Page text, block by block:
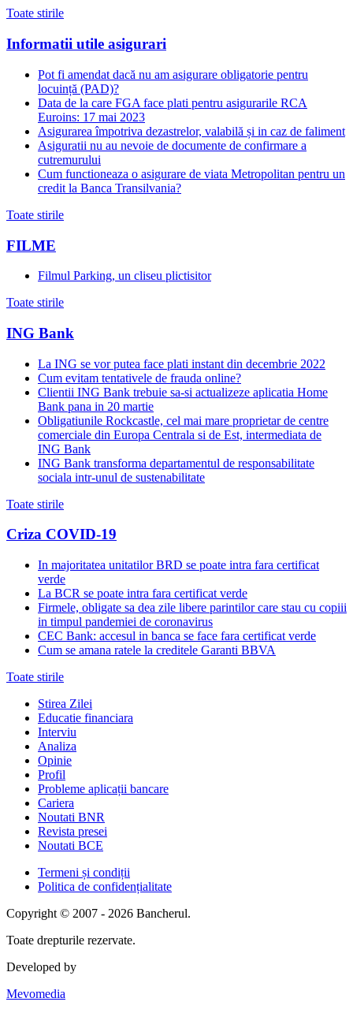
Toate stirile
Informatii utile asigurari
Pot fi amendat dacă nu am asigurare obligatorie pentru
locuință (PAD)?
Data de la care FGA face plati pentru asigurarile RCA
Euroins: 17 mai 2023
Asigurarea împotriva dezastrelor, valabilă și in caz de faliment
Asiguratii nu au nevoie de documente de confirmare a
cutremurului
Cum functioneaza o asigurare de viata Metropolitan pentru un
credit la Banca Transilvania?
Toate stirile
FILME
Filmul Parking, un cliseu plictisitor
Toate stirile
ING Bank
La ING se vor putea face plati instant din decembrie 2022
Cum evitam tentativele de frauda online?
Clientii ING Bank trebuie sa-si actualizeze aplicatia Home
Bank pana in 20 martie
Obligatiunile Rockcastle, cel mai mare proprietar de centre
comerciale din Europa Centrala si de Est, intermediata de
ING Bank
ING Bank transforma departamentul de responsabilitate
sociala intr-unul de sustenabilitate
Toate stirile
Criza COVID-19
In majoritatea unitatilor BRD se poate intra fara certificat
verde
La BCR se poate intra fara certificat verde
Firmele, obligate sa dea zile libere parintilor care stau cu copiii
in timpul pandemiei de coronavirus
CEC Bank: accesul in banca se face fara certificat verde
Cum se amana ratele la creditele Garanti BBVA
Toate stirile
Stirea Zilei
Educatie financiara
Interviu
Analiza
Opinie
Profil
Probleme aplicații bancare
Cariera
Noutati BNR
Revista presei
Noutati BCE
Termeni și condiții
Politica de confidențialitate
Copyright © 2007 - 2026 Bancherul.
Toate drepturile rezervate.
Developed by
Mevomedia